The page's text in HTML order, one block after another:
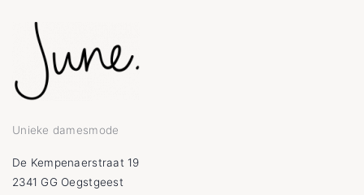
Unieke damesmode
De Kempenaerstraat 19
2341 GG Oegstgeest